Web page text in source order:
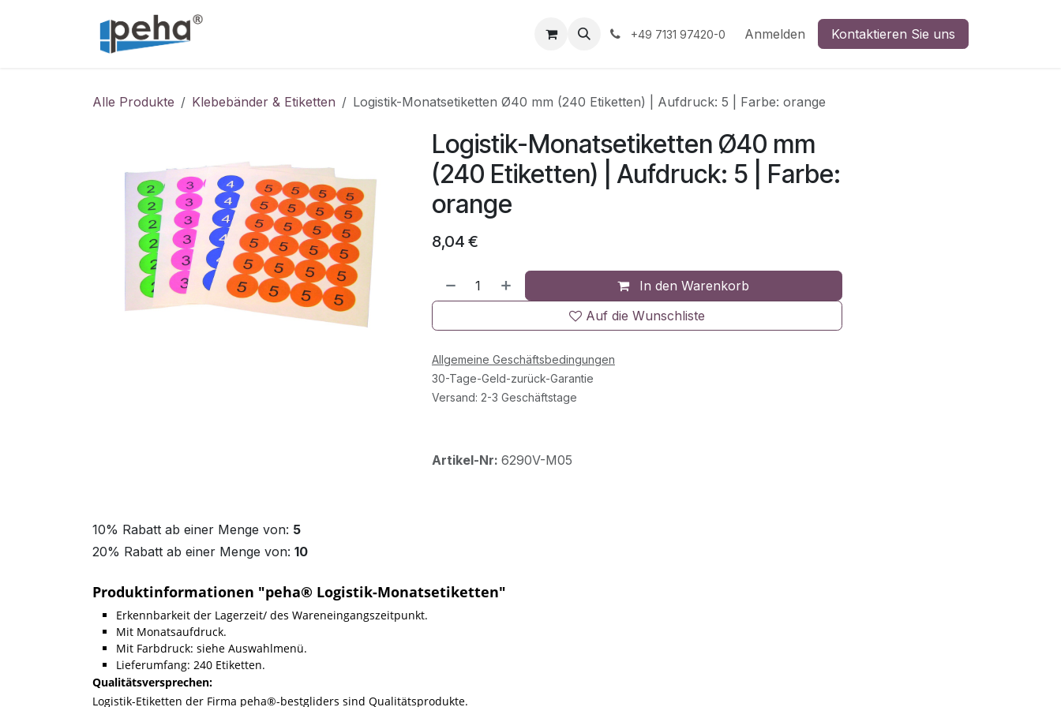
Informationen Shop Gewerbekunden
+49 7131 97420-0 Anmelden Kontaktieren Sie uns
Alle Produkte Klebebänder & Etiketten Logistik-Monatsetiketten Ø40 mm (240 Etiketten) | Aufdruck: 5 | Farbe: orange
Logistik-Monatsetiketten Ø40 mm
(240 Etiketten) | Aufdruck: 5 | Farbe:
orange
8,04 €
In den Warenkorb
Auf die Wunschliste
Allgemeine Geschäftsbedingungen
30-Tage-Geld-zurück-Garantie
Versand: 2-3 Geschäftstage
Artikel-Nr: 6290V-M05
10% Rabatt ab einer Menge von: 5
20% Rabatt ab einer Menge von: 10
Produktinformationen "peha® Logistik-Monatsetiketten"
Erkennbarkeit der Lagerzeit/ des Wareneingangszeitpunkt.
Mit Monatsaufdruck.
Mit Farbdruck: siehe Auswahlmenü.
Lieferumfang: 240 Etiketten.
Qualitätsversprechen:
Logistik-Etiketten der Firma peha®-bestgliders sind Qualitätsprodukte.